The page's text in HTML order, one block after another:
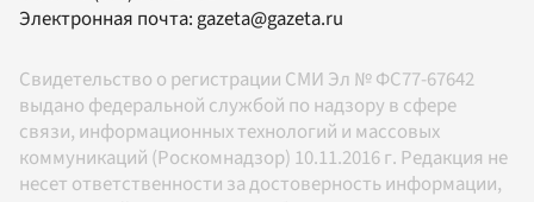
Электронная почта:gazeta@gazeta.ru
Свидетельство о регистрации СМИ Эл № ФС77-67642
выдано федеральной службой по надзору в сфере
связи, информационных технологий и массовых
коммуникаций (Роскомнадзор) 10.11.2016 г. Редакция не
несет ответственности за достоверность информации,